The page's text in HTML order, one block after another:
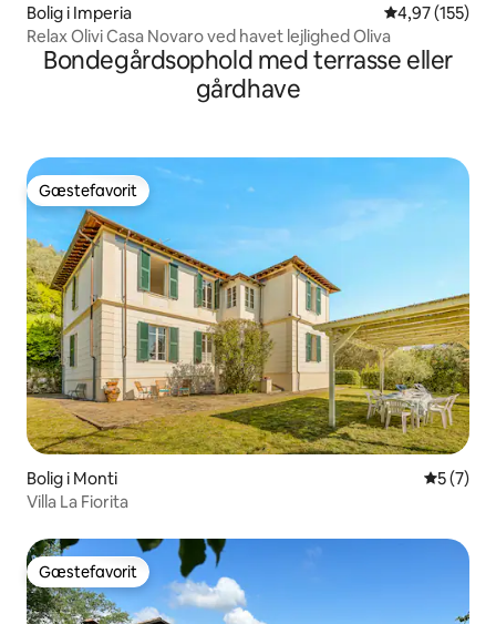
Bolig i Imperia 4,97 ud af 5 i
4,97 (155)
Relax Olivi Casa Novaro ved havet lejlighed Oliva
Bondegårdsophold med terrasse eller
gårdhave
Gæstefavorit
Gæstefavorit
Bolig i Monti 5 ud af 5
5 (7)
Villa La Fiorita
Gæstefavorit
Gæstefavorit